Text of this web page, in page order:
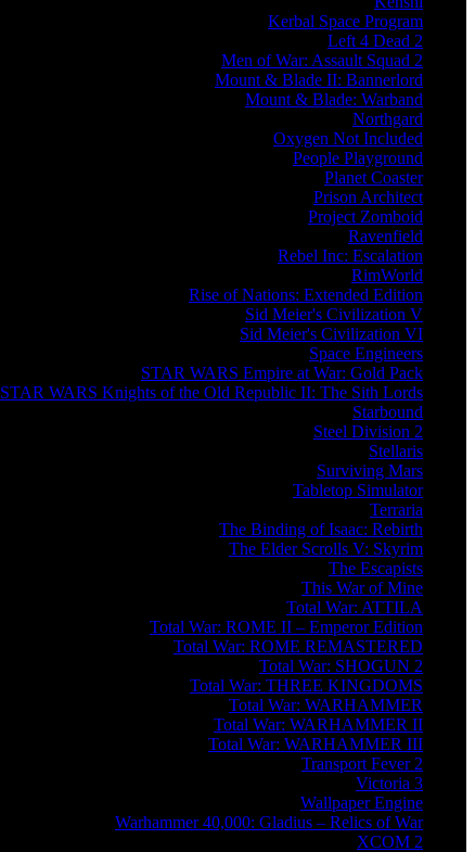
Kerbal Space Program
Left 4 Dead 2
Men of War: Assault Squad 2
Mount & Blade II: Bannerlord
Mount & Blade: Warband
Northgard
Oxygen Not Included
People Playground
Planet Coaster
Prison Architect
Project Zomboid
Ravenfield
Rebel Inc: Escalation
RimWorld
Rise of Nations: Extended Edition
Sid Meier's Civilization V
Sid Meier's Civilization VI
Space Engineers
STAR WARS Empire at War: Gold Pack
STAR WARS Knights of the Old Republic II: The Sith Lords
Starbound
Steel Division 2
Stellaris
Surviving Mars
Tabletop Simulator
Terraria
The Binding of Isaac: Rebirth
The Elder Scrolls V: Skyrim
The Escapists
This War of Mine
Total War: ATTILA
Total War: ROME II – Emperor Edition
Total War: ROME REMASTERED
Total War: SHOGUN 2
Total War: THREE KINGDOMS
Total War: WARHAMMER
Total War: WARHAMMER II
Total War: WARHAMMER III
Transport Fever 2
Victoria 3
Wallpaper Engine
Warhammer 40,000: Gladius – Relics of War
XCOM 2